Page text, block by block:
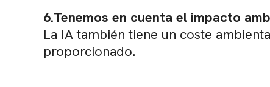
6.Tenemos en cuenta el impacto
La IA también tiene un coste
proporcionado.